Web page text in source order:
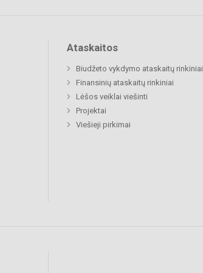
Ataskaitos
Biudžeto vykdymo ataskaitų rinkiniai
Finansinių ataskaitų rinkiniai
Lėšos veiklai viešinti
Projektai
Viešieji pirkimai